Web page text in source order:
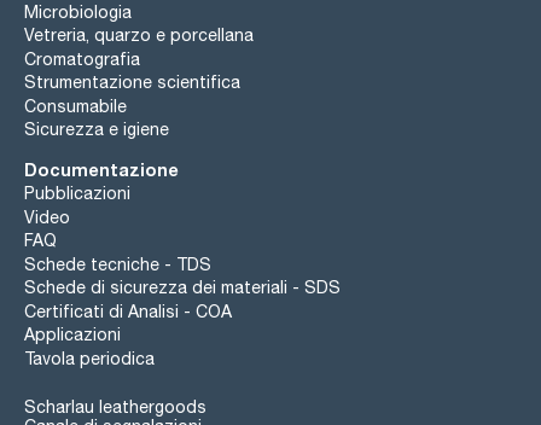
Microbiologia
Vetreria, quarzo e porcellana
Cromatografia
Strumentazione scientifica
Consumabile
Sicurezza e igiene
Documentazione
Pubblicazioni
Video
FAQ
Schede tecniche - TDS
Schede di sicurezza dei materiali - SDS
Certificati di Analisi - COA
Applicazioni
Tavola periodica
Scharlau leathergoods